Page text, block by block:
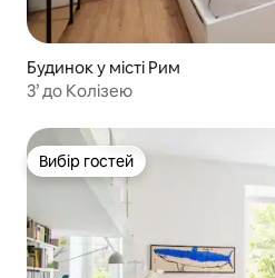
Будинок у місті Рим
3’ до Колізею
Вибір гостей
Вибір гостей